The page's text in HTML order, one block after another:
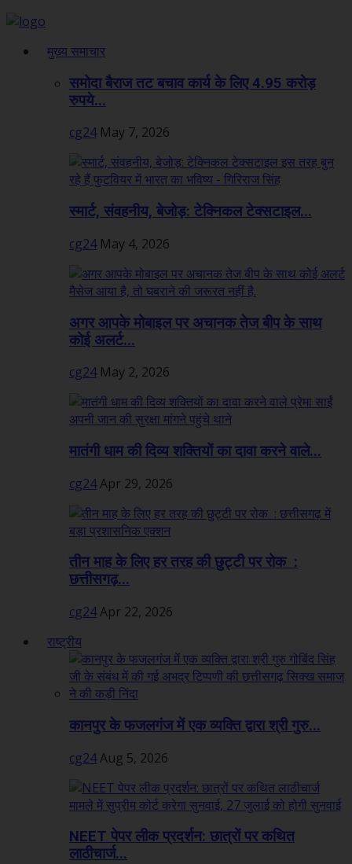
मुख्य समाचार
समोदा बैराज तट बचाव कार्य के लिए 4.95 करोड़
रुपये...
cg24 May 7, 2026
स्मार्ट, संवहनीय, बेजोड़: टेक्निकल टेक्सटाइल...
cg24 May 4, 2026
अगर आपके मोबाइल पर अचानक तेज बीप के साथ
कोई अलर्ट...
cg24 May 2, 2026
मातंगी धाम की दिव्य शक्तियों का दावा करने वाले...
cg24Apr 29, 2026
तीन माह के लिए हर तरह की छुट्टी पर रोक :
छत्तीसगढ़...
cg24Apr 22, 2026
राष्ट्रीय
कानपुर के फजलगंज में एक व्यक्ति द्वारा श्री गुरु...
cg24Aug 5, 2026
NEET पेपर लीक प्रदर्शन: छात्रों पर कथित
लाठीचार्ज...